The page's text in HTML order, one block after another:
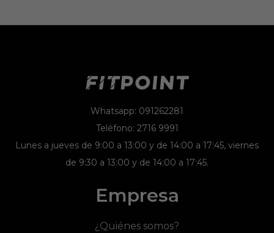
Whatsapp: 091262281
Teléfono: 2716 9991
Lunes a jueves de 9:00 a 13:00 y de 14:00 a 17:45, viernes
de 9:30 a 13:00 y de 14:00 a 17:45.
Empresa
¿Quiénes somos?